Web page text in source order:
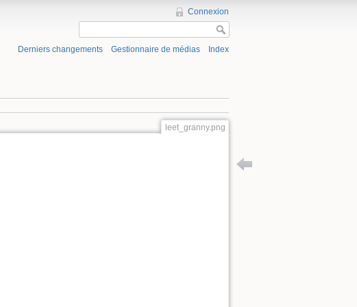
Connexion
Derniers changements Gestionnaire de médias Index
leet_granny.png
Retour à